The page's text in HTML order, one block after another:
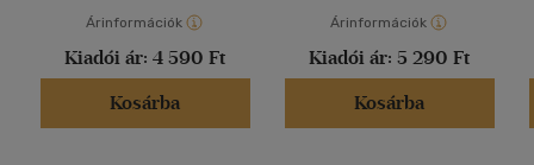
Árinformációk
Kiadói ár: 4 590 Ft
Kosárba
Árinformációk
Kiadói ár: 5 290 Ft
Kosárba